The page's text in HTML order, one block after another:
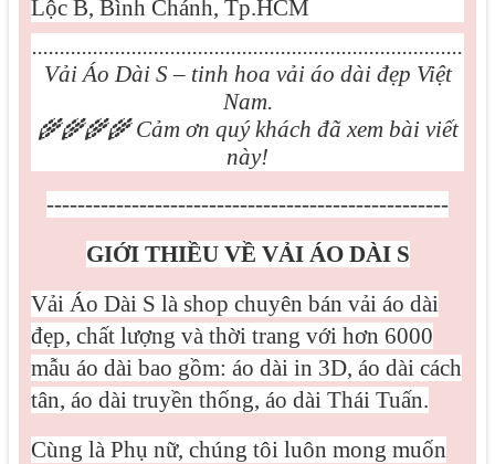
Lộc B, Bình Chánh, Tp.HCM
..............................................................................
Vải Áo Dài S – tinh hoa vải áo dài đẹp Việt
Nam.
🌾🌾🌾🌾Cảm ơn quý khách đã xem bài viết
này!
----------------------------------------------------
GIỚI THIỀU VỀ VẢI ÁO DÀI S
Vải Áo Dài S là shop chuyên bán vải áo dài
đẹp, chất lượng và thời trang với hơn 6000
mẫu áo dài bao gồm: áo dài in 3D, áo dài cách
tân, áo dài truyền thống, áo dài Thái Tuấn.
Cùng là Phụ nữ, chúng tôi luôn mong muốn